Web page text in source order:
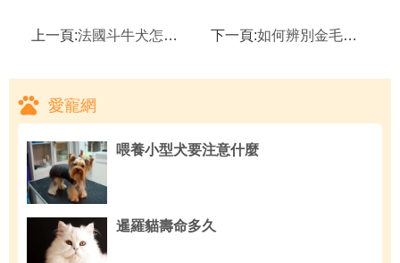
上一頁:法國斗牛犬怎麼養,法國斗牛犬 下一頁:如何辨別金毛犬和拉布拉多犬
愛寵網
喂養小型犬要注意什麼
暹羅貓壽命多久